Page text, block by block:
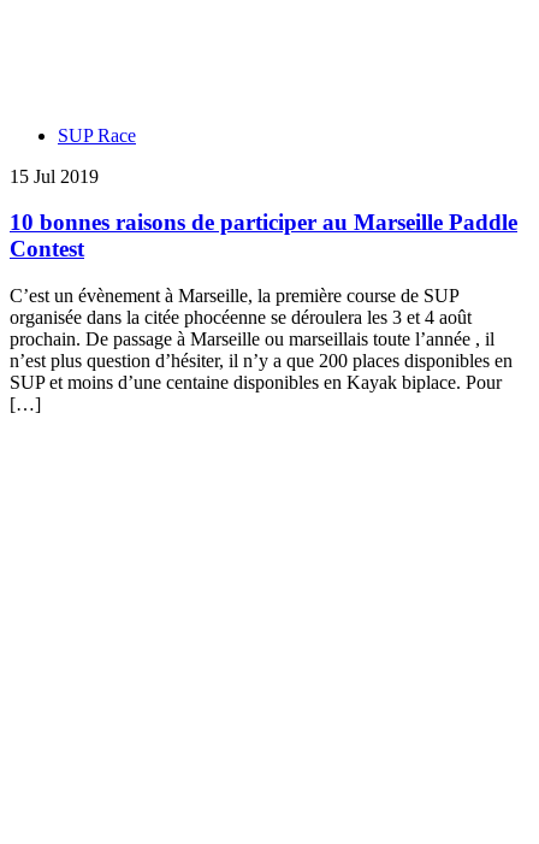
SUP Race
15 Jul 2019
10 bonnes raisons de participer au Marseille Paddle
Contest
C’est un évènement à Marseille, la première course de SUP
organisée dans la citée phocéenne se déroulera les 3 et 4 août
prochain. De passage à Marseille ou marseillais toute l’année , il
n’est plus question d’hésiter, il n’y a que 200 places disponibles en
SUP et moins d’une centaine disponibles en Kayak biplace. Pour
[…]